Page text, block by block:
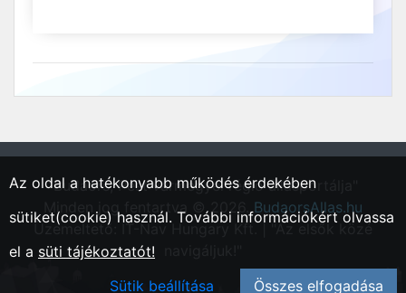
"Budaörs, Pest vármegyei régió állásportálja"
Minden jog fentartva © 2026.BudaorsAllas.hu
Üzemeltető: IT-Nav Hungary Kft. | "Az elsők közé
Az oldal a hatékonyabb működés érdekében
sütiket(cookie) használ. További információkért olvassa
el a süti tájékoztatót!
Sütik beállítása
Összes elfogadása